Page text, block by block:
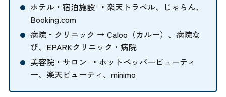
ホテル・宿泊施設 → 楽天トラベル、じゃらん、
Booking.com
病院・クリニック → Caloo（カルー）、病院な
び、EPARKクリニック・病院
美容院・サロン → ホットペッパービューティ
ー、楽天ビューティ、minimo